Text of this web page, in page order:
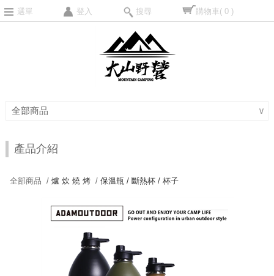
選單 登入 搜尋 購物車( 0 )
全部商品 ∨
產品介紹
全部商品 /爐 炊 燒 烤 /保溫瓶 / 斷熱杯 / 杯子